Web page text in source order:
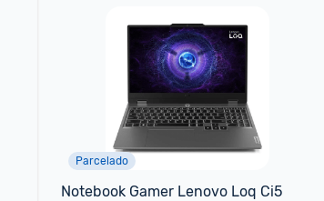
Parcelado
Notebook Gamer Lenovo Loq Ci5